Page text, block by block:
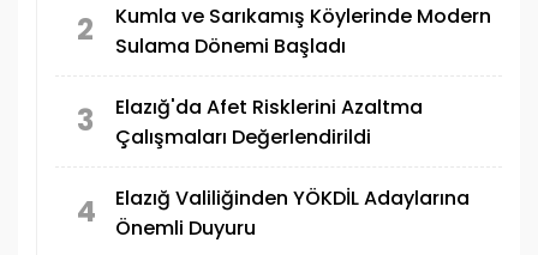
2
Kumla ve Sarıkamış Köylerinde Modern
Sulama Dönemi Başladı
3
Elazığ'da Afet Risklerini Azaltma
Çalışmaları Değerlendirildi
4
Elazığ Valiliğinden YÖKDİL Adaylarına
Önemli Duyuru